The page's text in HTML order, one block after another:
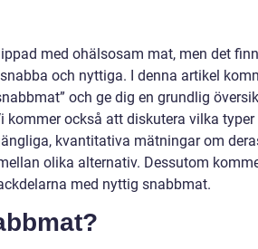
med ohälsosam mat, men det
och nyttiga. I denna artikel
och ge dig en grundlig
kommer också att diskutera vilka typer
kvantitativa mätningar om
olika alternativ. Dessutom
med nyttig snabbmat.